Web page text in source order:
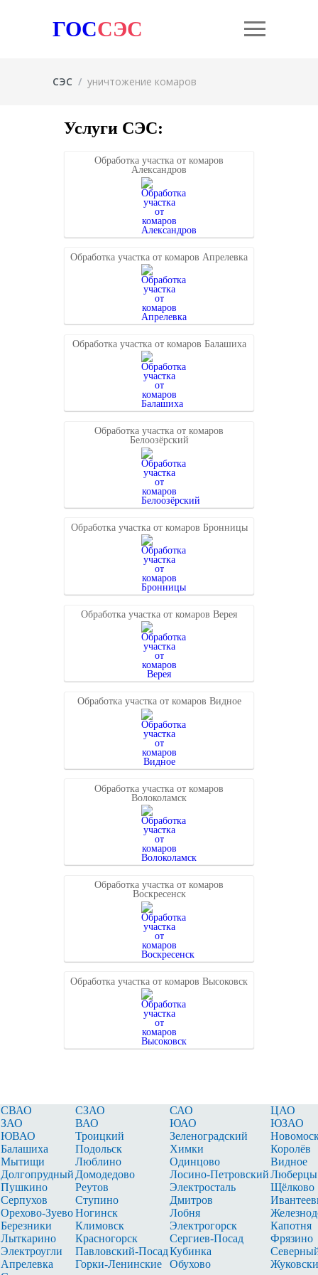
ГОССЭС
СЭС / уничтожение комаров
Услуги СЭС:
Обработка участка от комаров
Александров
Обработка участка от комаров Апрелевка
Обработка участка от комаров Балашиха
Обработка участка от комаров
Белоозёрский
Обработка участка от комаров Бронницы
Обработка участка от комаров Верея
Обработка участка от комаров Видное
Обработка участка от комаров
Волоколамск
Обработка участка от комаров
Воскресенск
Обработка участка от комаров Высоковск
СВАО СЗАО САО
ЦАО
ЗАО
ВАО ЮАО
ЮЗАО
ЮВАО
Троицкий Зеленоградский
Балашиха
Подольск Химки
Королёв
Мытищи
Люблино Одинцово
Видное
Долгопрудный Домодедово Лосино‑ПетровскийЛюберцы
Пушкино
Реутов Электросталь
Щёлково
Серпухов
Ступино Дмитров
Орехово‑ЗуевоНогинск Лобня
Березники
Климовск Электрогорск
Капотня
Лыткарино
Красногорск Сергиев‑Посад
Фрязино
Электроугли
Павловский‑ПосадКубинка
Апрелевка
Горки‑Ленинские Обухово